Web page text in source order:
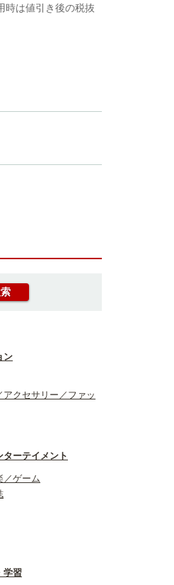
時は値引き後の税抜
ン
アクセサリー／ファッ
ターテイメント
／ゲーム
学習